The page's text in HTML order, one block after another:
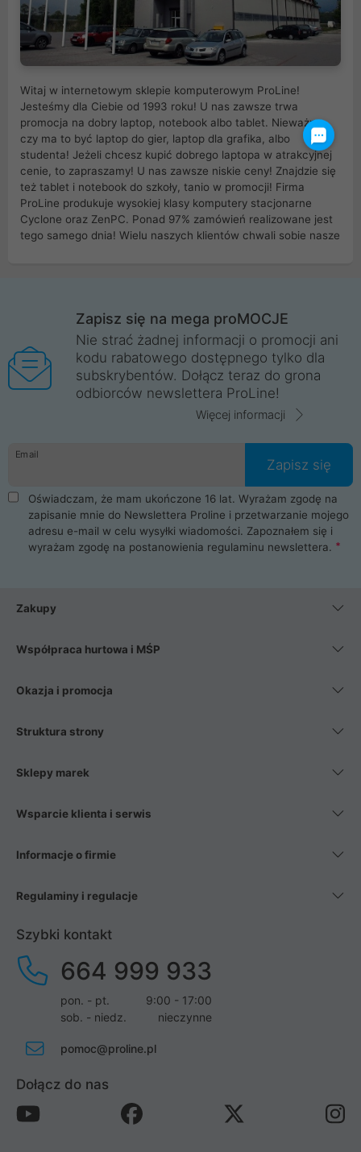
Witaj w internetowym sklepie komputerowym ProLine!
Jesteśmy dla Ciebie od 1993 roku! U nas zawsze trwa
promocja na dobry laptop, notebook albo tablet. Nieważne
czy ma to być laptop do gier, laptop dla grafika, albo
studenta! Jeżeli chcesz kupić dobrego laptopa w atrakcyjnej
cenie, to zapraszamy! U nas zawsze niskie ceny! Znajdzie się
też tablet i notebook do szkoły, tanio w promocji! Firma
ProLine produkuje wysokiej klasy komputery stacjonarne
Cyclone oraz ZenPC. Ponad 97% zamówień realizowane jest
tego samego dnia! Wielu naszych klientów chwali sobie nasze
Wrocław, Poznań, Legnica, Katowice, Gliwice, Kalisz, Bytom,
Trzebnica, Opole. Szybka i profesjonalna obsługa!
ProLine to polska firma ze 100% polskim kapitałem. Działamy
legalnie i płacimy podatki w naszym kraju! Posiadamy siedzibę
główną w Mirkowie oraz salony na terenie kraju. Cała
komunikacja ze sklepem komputerowym ProLine jest
danych osobowych. Dlatego zakup notebooka albo laptopa w
ProLine to czysta przyjemność i pełne bezpieczeństwo.
Zaopatrzysz się u nas w akcesoria i części komputerowe
takie jak procesory, karty graficzne, płyty główne, pamięci,
dyski SSD, M.2 oraz HDD. Nasi pracownicy pomogą Ci wybrać
najlepszy zasilacz komputerowy oraz obudowę do komputera.
Poza komputerami mamy również najlepsze na rynku
Smartfony takich producentów jak Xiaomi, Apple, Samsung i
wentylatory. Na koniec mając już to wszystko, możesz
Zapisz się na mega proMOCJE
Nie strać żadnej informacji o promocji ani
kodu rabatowego dostępnego tylko dla
subskrybentów. Dołącz teraz do grona
odbiorców newslettera ProLine!
Więcej informacji
Email
Zapisz się
Oświadczam, że mam ukończone 16 lat. Wyrażam zgodę na
zapisanie mnie do Newslettera Proline i przetwarzanie mojego
adresu e-mail w celu wysyłki wiadomości. Zapoznałem się i
wyrażam zgodę na postanowienia regulaminu newslettera.
Zakupy
Współpraca hurtowa i MŚP
Okazja i promocja
Struktura strony
Sklepy marek
Wsparcie klienta i serwis
Informacje o firmie
Regulaminy i regulacje
Szybki kontakt
664 999 933
pon. - pt.
9:00 - 17:00
sob. - niedz.
nieczynne
pomoc@proline.pl
Dołącz do nas